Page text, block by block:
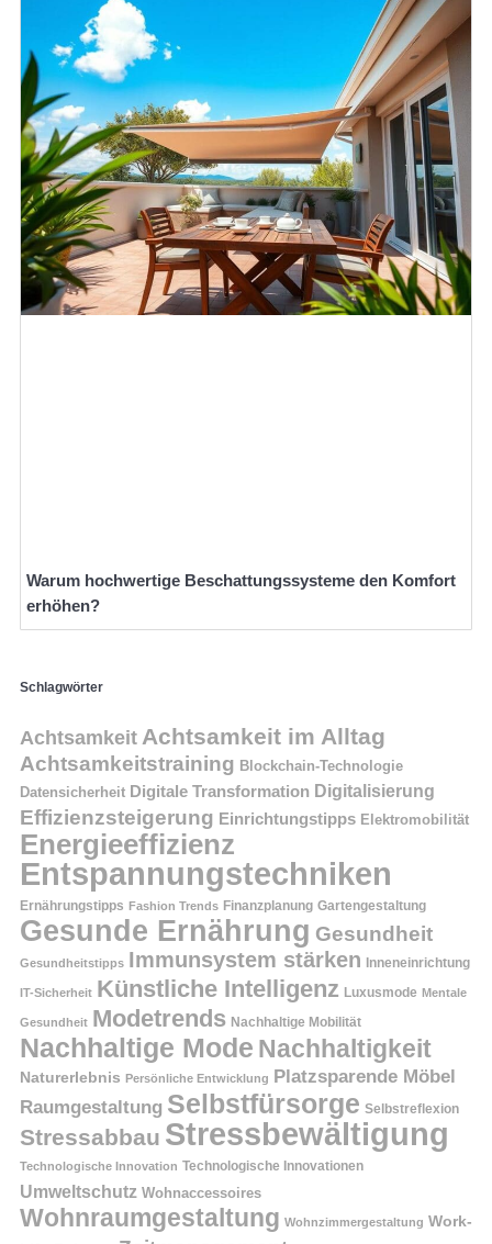
Warum hochwertige Beschattungssysteme den Komfort
erhöhen?
Schlagwörter
Achtsamkeit Achtsamkeit im Alltag
Achtsamkeitstraining Blockchain-Technologie
Datensicherheit Digitale Transformation Digitalisierung
Effizienzsteigerung Einrichtungstipps Elektromobilität
Energieeffizienz
Entspannungstechniken
Ernährungstipps Fashion Trends Finanzplanung Gartengestaltung
Gesunde Ernährung Gesundheit
Gesundheitstipps Immunsystem stärken Inneneinrichtung
IT-Sicherheit Künstliche Intelligenz Luxusmode Mentale
Gesundheit Modetrends Nachhaltige Mobilität
Nachhaltige Mode Nachhaltigkeit
Naturerlebnis Persönliche Entwicklung Platzsparende Möbel
Raumgestaltung Selbstfürsorge Selbstreflexion
Stressabbau Stressbewältigung
Technologische Innovation Technologische Innovationen
Umweltschutz Wohnaccessoires
Wohnraumgestaltung Wohnzimmergestaltung Work-